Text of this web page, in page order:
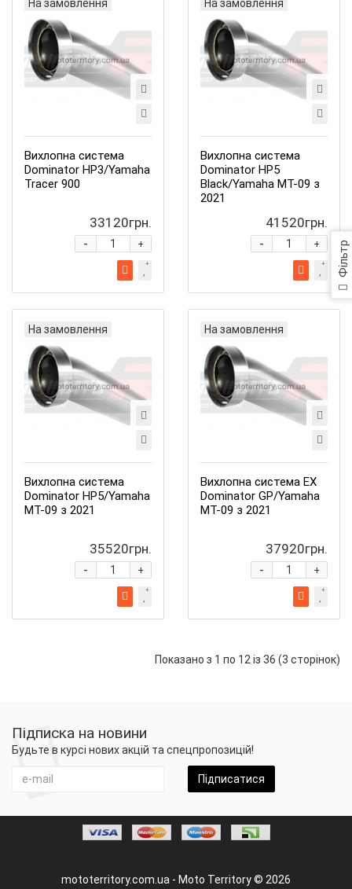
Фільтр
На замовлення
Вихлопна система
Dominator HP3/Yamaha
Tracer 900
33120грн.
+
-
На замовлення
Вихлопна система
Dominator HP5
Black/Yamaha MT-09 з
2021
41520грн.
+
-
На замовлення
Вихлопна система
Dominator HP5/Yamaha
MT-09 з 2021
35520грн.
+
-
На замовлення
Вихлопна система EX
Dominator GP/Yamaha
MT-09 з 2021
37920грн.
+
-
Показано з 1 по 12 із 36 (3 сторінок)
Підписка на новини
Будьте в курсі нових акцій та спецпропозицій!
Підписатися
mototerritory.com.ua - Moto Territory © 2026